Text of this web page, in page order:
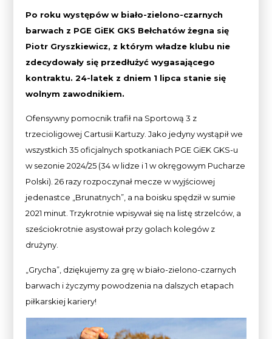
Po roku występów w biało-zielono-czarnych
barwach z PGE GiEK GKS Bełchatów żegna się
Piotr Gryszkiewicz, z którym władze klubu nie
zdecydowały się przedłużyć wygasającego
kontraktu. 24-latek z dniem 1 lipca stanie się
wolnym zawodnikiem.
Ofensywny pomocnik trafił na Sportową 3 z
trzecioligowej Cartusii Kartuzy. Jako jedyny wystąpił we
wszystkich 35 oficjalnych spotkaniach PGE GiEK GKS-u
w sezonie 2024/25 (34 w lidze i 1 w okręgowym Pucharze
Polski). 26 razy rozpoczynał mecze w wyjściowej
jedenastce „Brunatnych”, a na boisku spędził w sumie
2021 minut. Trzykrotnie wpisywał się na listę strzelców, a
sześciokrotnie asystował przy golach kolegów z
drużyny.
„Grycha”, dziękujemy za grę w biało-zielono-czarnych
barwach i życzymy powodzenia na dalszych etapach
piłkarskiej kariery!